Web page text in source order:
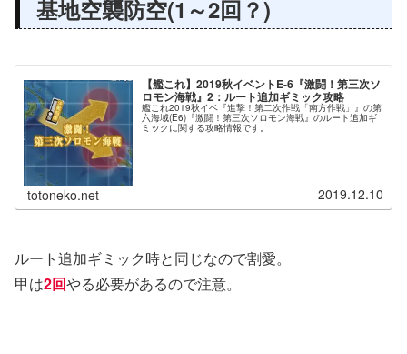
基地空襲防空(1～2回？)
【艦これ】2019秋イベントE-6『激闘！第三次ソ
ロモン海戦』2：ルート追加ギミック攻略
艦これ2019秋イベ『進撃！第二次作戦「南方作戦」』の第
六海域(E6)『激闘！第三次ソロモン海戦』のルート追加ギ
ミックに関する攻略情報です。
totoneko.net 2019.12.10
ルート追加ギミック時と同じなので割愛。
甲は2回やる必要があるので注意。